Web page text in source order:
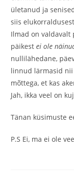
ületanud ja
siis
Ilmad on valdavalt
päikestei ole
nullilähedane,
linnud lärmasid nii
mõttega, et kas
Jah, ikka veel on
Tänan küsimuste
P.S Ei, ma ei ole